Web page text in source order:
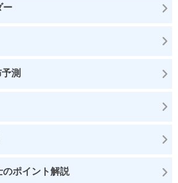
ー
測
のポイント解説